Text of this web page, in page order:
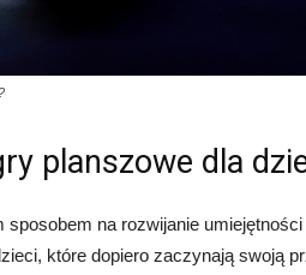
planszowe dla
sposobem na rozwijanie
które dopiero zaczynają swoją